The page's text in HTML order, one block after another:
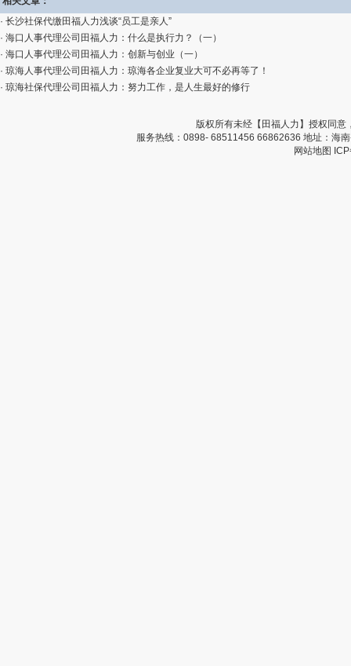
· 长沙社保代缴田福人力浅谈“员工是亲人”
· 海口人事代理公司田福人力：什么是执行力？（一）
· 海口人事代理公司田福人力：创新与创业（一）
· 琼海人事代理公司田福人力：琼海各企业复业大可不必再等了！
· 琼海社保代理公司田福人力：努力工作，是人生最好的修行
版权所有未经【田福人力】授权同
服务热线：0898- 68511456 66862636 地址：海
网站地图